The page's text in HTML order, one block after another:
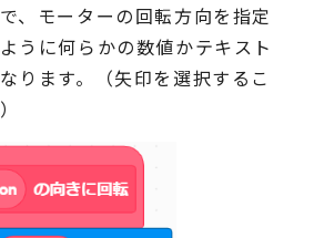
、モーターの回転方向を指定
うに何らかの数値かテキスト
ります。（矢印を選択するこ